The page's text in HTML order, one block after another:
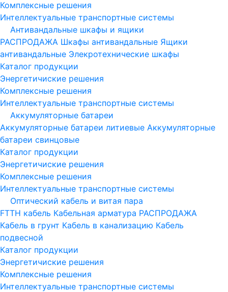
Комплексные решения
Интеллектуальные транспортные системы
Антивандальные шкафы и ящики
РАСПРОДАЖА Шкафы антивандальные Ящики
антивандальные Элекротехнические шкафы
Каталог продукции
Энергетичиские решения
Комплексные решения
Интеллектуальные транспортные системы
Аккумуляторные батареи
Аккумуляторные батареи литиевые Аккумуляторные
батареи свинцовые
Каталог продукции
Энергетичиские решения
Комплексные решения
Интеллектуальные транспортные системы
Оптический кабель и витая пара
FTTH кабель Кабельная арматура РАСПРОДАЖА
Кабель в грунт Кабель в канализацию Кабель
подвесной
Каталог продукции
Энергетичиские решения
Комплексные решения
Интеллектуальные транспортные системы